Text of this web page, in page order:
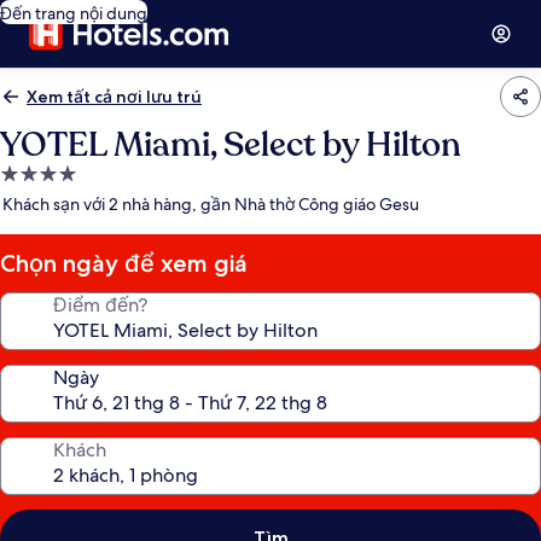
Đến trang nội dung
Xem tất cả nơi lưu trú
YOTEL Miami, Select by Hilton
Nơi
lưu
4.0
sao
Khách sạn với 2 nhà hàng, gần Nhà thờ Công giáo Gesu
Chọn ngày để xem giá
Điểm đến?
Ngày
Khách